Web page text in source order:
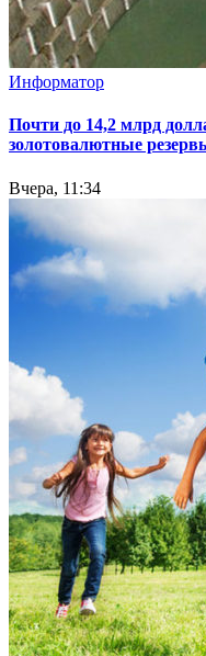
Информатор
Почти до 14,2 млрд
золотовалютные
Вчера, 11:34